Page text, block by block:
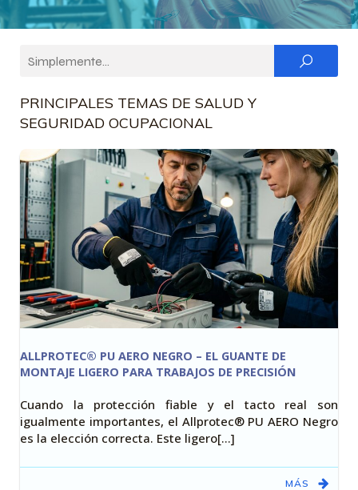
PRINCIPALES TEMAS DE SALUD Y
SEGURIDAD OCUPACIONAL
ALLPROTEC® PU AERO NEGRO – EL GUANTE DE
MONTAJE LIGERO PARA TRABAJOS DE PRECISIÓN
Cuando la protección fiable y el tacto real son
igualmente importantes, el Allprotec® PU AERO Negro
es la elección correcta. Este ligero[…]
MÁS